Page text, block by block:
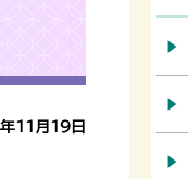
11月19日